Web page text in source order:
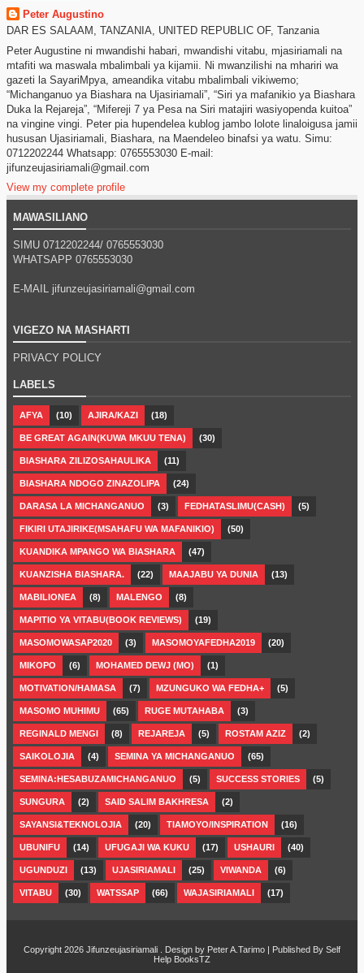
Peter Augustino
DAR ES SALAAM, TANZANIA, UNITED REPUBLIC OF, Tanzania
Peter Augustine ni mwandishi habari, mwandishi vitabu, mjasiriamali na
mtafiti wa maswala mbalimbali ya kijamii. Ni mwanzilishi na mhariri wa
gazeti la SayariMpya, ameandika vitabu mbalimbali vikiwemo;
“Michanganuo ya Biashara na Ujasiriamali”, “Siri ya mafanikio ya Biashara
Duka la Rejareja”, “Mifereji 7 ya Pesa na Siri matajiri wasiyopenda kuitoa”
na vingine vingi. Peter pia hupendelea kublog jambo lolote linaloigusa jamii
hususan Ujasiriamali, Biashara, na Maendeleo binafsi ya watu. Simu:
0712202244 Whatsapp: 0765553030 E-mail:
jifunzeujasiriamali@gmail.com
View my complete profile
MAWASILIANO
SIMU 0712202244/ 0765553030
WHATSAPP 0765553030
E-MAIL jifunzeujasiriamali@gmail.com
VIGEZO NA MASHARTI
PRIVACY POLICY
LABELS
AFYA (10) AJIRA/KAZI (18)
BE GREAT AGAIN(KUWA MKUU TENA) (30)
BIASHARA ZILIZOSAHAULIKA (11)
BIASHARA NDOGO ZINAZOLIPA (24)
DARASA LA MICHANGANUO (3) FEDHATASLIMU(CASH) (5)
FIKIRI UTAJIRIKE(MSAHAFU WA MAFANIKIO) (50)
KUANDIKA MPANGO WA BIASHARA (47)
KUANZISHA BIASHARA. (22) MAAJABU YA DUNIA (13)
MABILIONEA (8) MALENGO (8)
MAPITIO YA VITABU(BOOK REVIEWS) (19)
MASOMOWASAP2020 (3) MASOMOYAFEDHA2019 (20)
MIKOPO (6) MOHAMED DEWJ (MO) (1)
MOTIVATION/HAMASA (7) MZUNGUKO WA FEDHA+ (5)
MASOMO MUHIMU (65) RUGE MUTAHABA (3)
REGINALD MENGI (8) REJAREJA (5) ROSTAM AZIZ (2)
SAIKOLOJIA (4) SEMINA YA MICHANGANUO (65)
SEMINA:HESABUZAMICHANGANUO (5) SUCCESS STORIES (5)
SUNGURA (2) SAID SALIM BAKHRESA (2)
SAYANSI&TEKNOLOJIA (20) TIAMOYO/INSPIRATION (16)
UBUNIFU (14) UFUGAJI WA KUKU (17) USHAURI (40)
UGUNDUZI (13) UJASIRIAMALI (25) VIWANDA (6)
VITABU (30) WATSSAP (66) WAJASIRIAMALI (17)
Copyright 2026 Jifunzeujasiriamali . Design by Peter A.Tarimo | Published By Self
Help BooksTZ